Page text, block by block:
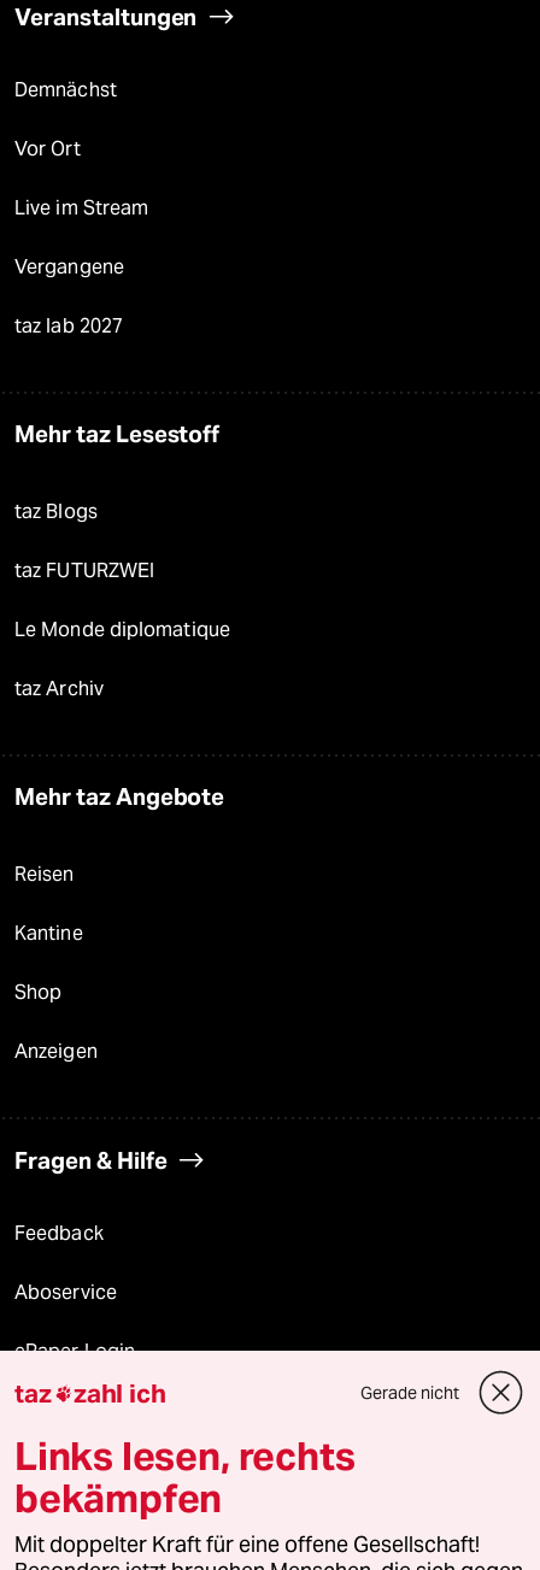
Veranstaltungen
Demnächst
Vor Ort
Live im Stream
Vergangene
taz lab 2027
Mehr taz Lesestoff
taz Blogs
taz FUTURZWEI
Le Monde diplomatique
taz Archiv
Mehr taz Angebote
Reisen
Kantine
Shop
Anzeigen
Fragen & Hilfe
Feedback
Aboservice
ePaper Login
Downloads für Abonnierende
© 2026 taz Verlags und Vertriebs GmbH
Alle Rechte vorbehalten. Bei rechtlichen Fragen oder für Genehmigungen
wenden Sie sich bitte an
lizenzen@taz.de
taz zahl ich Gerade nicht
Links lesen, rechts
bekämpfen
Mit doppelter Kraft für eine offene Gesellschaft!